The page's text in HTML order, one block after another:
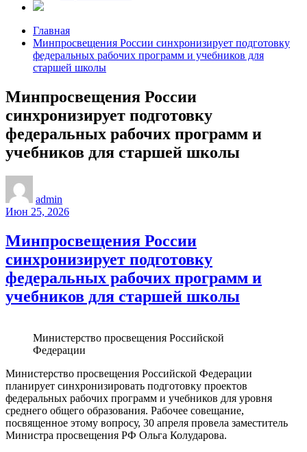
Главная
Минпросвещения России синхронизирует подготовку
федеральных рабочих программ и учебников для
старшей школы
Минпросвещения России
синхронизирует подготовку
федеральных рабочих программ и
учебников для старшей школы
admin
Июн 25, 2026
Минпросвещения России
синхронизирует подготовку
федеральных рабочих программ и
учебников для старшей школы
Министерство просвещения Российской
Федерации
Министерство просвещения Российской Федерации
планирует синхронизировать подготовку проектов
федеральных рабочих программ и учебников для уровня
среднего общего образования. Рабочее совещание,
посвященное этому вопросу, 30 апреля провела заместитель
Министра просвещения РФ Ольга Колударова.